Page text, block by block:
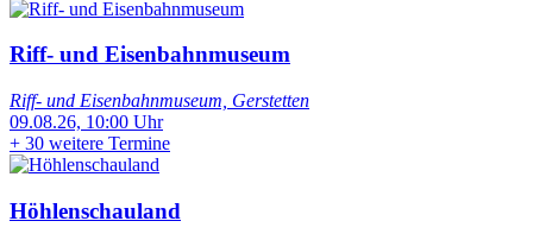
Riff- und Eisenbahnmuseum
Riff- und Eisenbahnmuseum, Gerstetten
09.08.26, 10:00 Uhr
+ 30 weitere Termine
Höhlenschauland